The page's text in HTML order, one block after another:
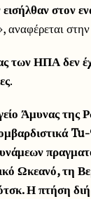
εισήλθαν στον
αναφέρεται
των ΗΠΑ δεν
.
Άμυνας της
Ωκεανό, τη
Η πτήση